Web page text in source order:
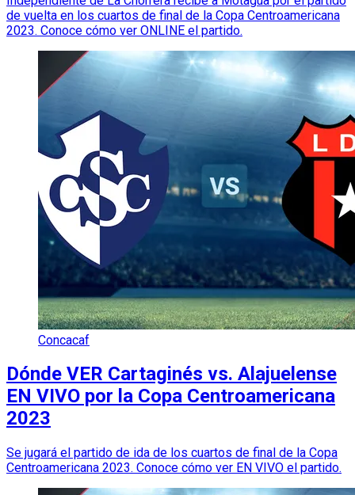
de vuelta en los cuartos de final de la Copa Centroamericana
2023. Conoce cómo ver ONLINE el partido.
Concacaf
Dónde VER Cartaginés vs. Alajuelense
EN VIVO por la Copa Centroamericana
2023
Se jugará el partido de ida de los cuartos de final de la Copa
Centroamericana 2023. Conoce cómo ver EN VIVO el partido.